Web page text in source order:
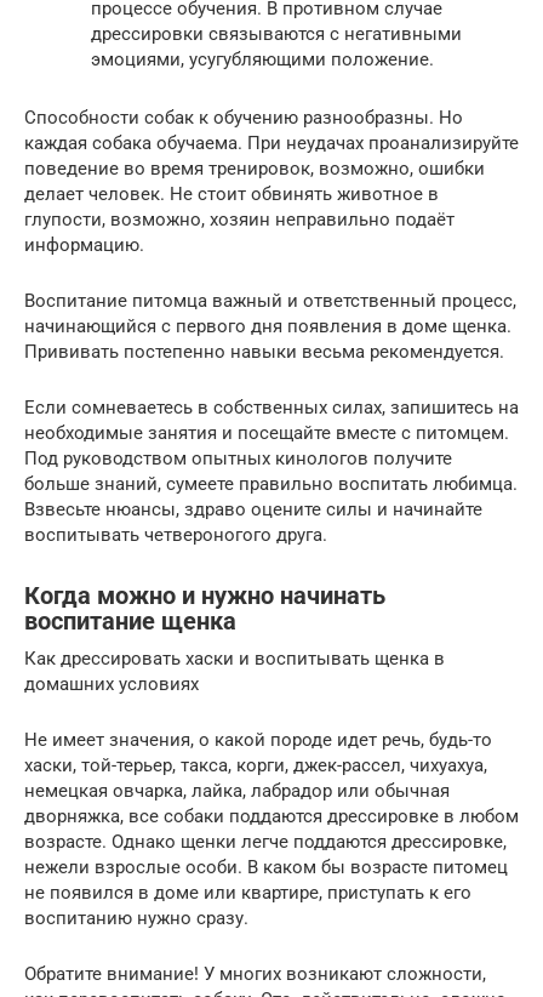
процессе обучения. В противном случае
дрессировки связываются с негативными
эмоциями, усугубляющими положение.
Способности собак к обучению разнообразны. Но
каждая собака обучаема. При неудачах проанализируйте
поведение во время тренировок, возможно, ошибки
делает человек. Не стоит обвинять животное в
глупости, возможно, хозяин неправильно подаёт
информацию.
Воспитание питомца важный и ответственный процесс,
начинающийся с первого дня появления в доме щенка.
Прививать постепенно навыки весьма рекомендуется.
Если сомневаетесь в собственных силах, запишитесь на
необходимые занятия и посещайте вместе с питомцем.
Под руководством опытных кинологов получите
больше знаний, сумеете правильно воспитать любимца.
Взвесьте нюансы, здраво оцените силы и начинайте
воспитывать четвероногого друга.
Когда можно и нужно начинать
воспитание щенка
Как дрессировать хаски и воспитывать щенка в
домашних условиях
Не имеет значения, о какой породе идет речь, будь-то
хаски, той-терьер, такса, корги, джек-рассел, чихуахуа,
немецкая овчарка, лайка, лабрадор или обычная
дворняжка, все собаки поддаются дрессировке в любом
возрасте. Однако щенки легче поддаются дрессировке,
нежели взрослые особи. В каком бы возрасте питомец
не появился в доме или квартире, приступать к его
воспитанию нужно сразу.
Обратите внимание! У многих возникают сложности,